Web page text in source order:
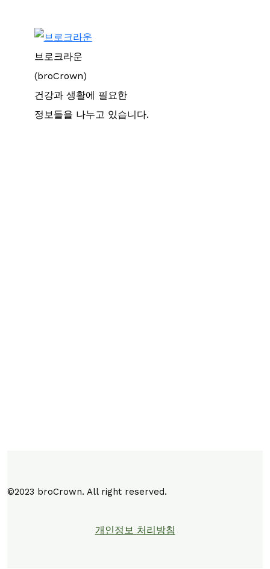
브로크라운
(broCrown)
건강과 생활에 필요한
정보들을 나누고 있습니다.
©2023 broCrown. All right reserved.
개인정보 처리방침